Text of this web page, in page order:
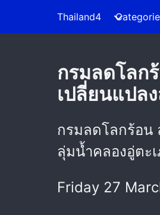
Thailand4
กรมลดโลก
เปลี่ยนแปล
กรมลดโลกร้อน
ลุ่มน้ำคลองอู่ตะ
Friday 27